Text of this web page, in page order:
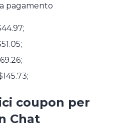
pagamento
coupon per
Chat